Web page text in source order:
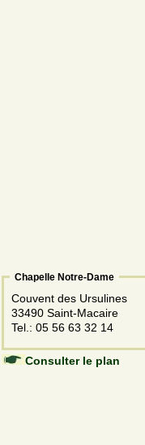
Chapelle Notre-Dame
Couvent des Ursulines
33490 Saint-Macaire
Tel.: 05 56 63 32 14
Consulter le plan